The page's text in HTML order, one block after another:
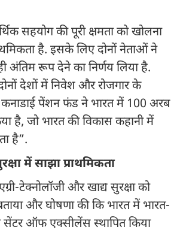
सहयोग की पूरी क्षमता को खोलना
है. इसके लिए दोनों नेताओं ने
अंतिम रूप देने का निर्णय लिया है.
देशों में निवेश और रोजगार के
पेंशन फंड ने भारत में 100 अरब
है, जो भारत की विकास कहानी में
है”.
में साझा प्राथमिकता
टेक्नोलॉजी और खाद्य सुरक्षा को
और घोषणा की कि भारत में भारत-
सेंटर ऑफ एक्सीलेंस स्थापित किया